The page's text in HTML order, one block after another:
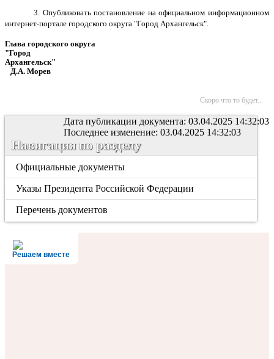
3. Опубликовать постановление на официальном информационном
интернет-портале городского округа "Город Архангельск".
Глава городского округа
"Город
Архангельск"
Д.А. Морев
Скоро что то будет...
Дата публикации документа: 03.04.2025 14:32:03
Последнее изменение: 03.04.2025 14:32:03
Навигация по разделу
Официальные документы
Указы Президента Российской Федерации
Перечень документов
Решаем вместе